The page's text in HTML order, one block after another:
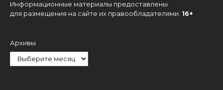
Информационные материалы предоставлены
для размещения на сайте их правообладателями. 16+
Архивы